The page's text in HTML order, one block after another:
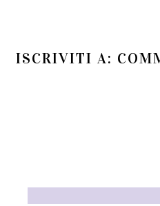
ISCRIVITI A: